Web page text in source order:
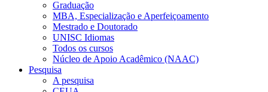
Graduação
MBA, Especialização e Aperfeiçoamento
Mestrado e Doutorado
UNISC Idiomas
Todos os cursos
Núcleo de Apoio Acadêmico (NAAC)
Pesquisa
A pesquisa